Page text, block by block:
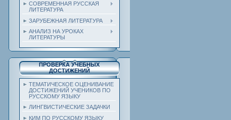
СОВРЕМЕННАЯ РУССКАЯ
ЛИТЕРАТУРА
ЗАРУБЕЖНАЯ ЛИТЕРАТУРА
АНАЛИЗ НА УРОКАХ
ЛИТЕРАТУРЫ
ПРОВЕРКА УЧЕБНЫХ
ДОСТИЖЕНИЙ
ТЕМАТИЧЕСКОЕ ОЦЕНИВАНИЕ
ДОСТИЖЕНИЙ УЧЕНИКОВ ПО
РУССКОМУ ЯЗЫКУ
ЛИНГВИСТИЧЕСКИЕ ЗАДАЧКИ
КИМ ПО РУССКОМУ ЯЗЫКУ